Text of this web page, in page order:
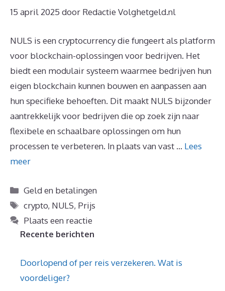
15 april 2025 door Redactie Volghetgeld.nl
NULS is een cryptocurrency die fungeert als platform
voor blockchain-oplossingen voor bedrijven. Het
biedt een modulair systeem waarmee bedrijven hun
eigen blockchain kunnen bouwen en aanpassen aan
hun specifieke behoeften. Dit maakt NULS bijzonder
aantrekkelijk voor bedrijven die op zoek zijn naar
flexibele en schaalbare oplossingen om hun
processen te verbeteren. In plaats van vast … Lees
meer
Categorieën
Geld en betalingen
Tags
crypto, NULS, Prijs
Plaats een reactie
Recente berichten
Doorlopend of per reis verzekeren. Wat is
voordeliger?